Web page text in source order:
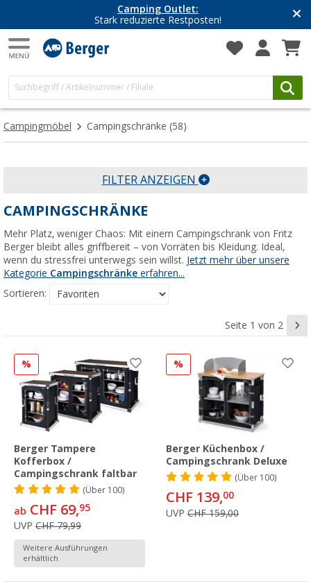
Camping Outlet:
Stark reduzierte Restposten!
Campingmöbel Campingschränke (58)
FILTER ANZEIGEN
CAMPINGSCHRÄNKE
Mehr Platz, weniger Chaos: Mit einem Campingschrank von Fritz
Berger bleibt alles griffbereit – von Vorräten bis Kleidung. Ideal,
wenn du stressfrei unterwegs sein willst. Jetzt mehr über unsere
Kategorie Campingschränke erfahren...
Sortieren:
Seite 1 von 2
%
Berger Tampere
Kofferbox /
Campingschrank faltbar
(Über100)
ab CHF 69,95
UVP CHF 79,99
Weitere Ausführungen
erhältlich
%
Berger Küchenbox /
Campingschrank Deluxe
(Über100)
CHF 139,00
UVP CHF 159,00